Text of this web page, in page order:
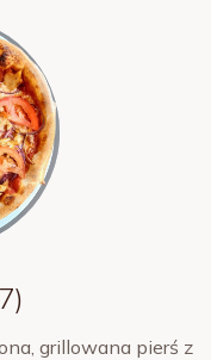
grillowana pierś z